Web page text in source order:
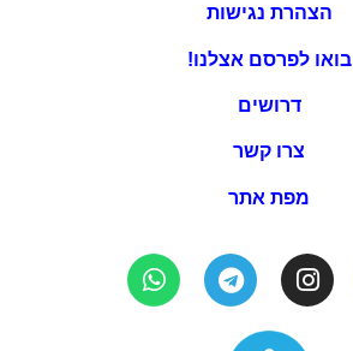
הצהרת נגישות
בואו לפרסם אצלנו!
דרושים
צרו קשר
מפת אתר